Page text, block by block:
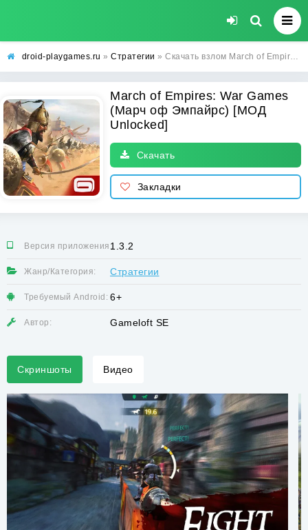
droid-playgames.ru » Стратегии » Скачать взлом March of Empires: War Games (Марч оф Эмпайрс) [МОД Unlocked] - полная версия apk на Андроид
March of Empires: War Games
(Марч оф Эмпайрс) [МОД
Unlocked]
Скачать
Закладки
Версия приложения:1.3.2
Жанр/Категория: Стратегии
Требуемый Android: 6+
Автор: Gameloft SE
Скриншоты Видео